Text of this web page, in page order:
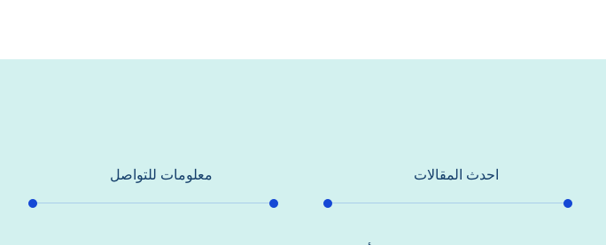
احدث المقالات معلومات للتواصل